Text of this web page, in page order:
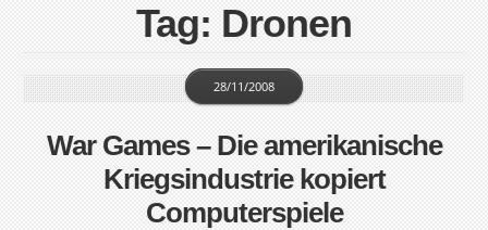
Tag: Dronen
War Games – Die amerikanische
Kriegsindustrie kopiert
Computerspiele
28/11/2008